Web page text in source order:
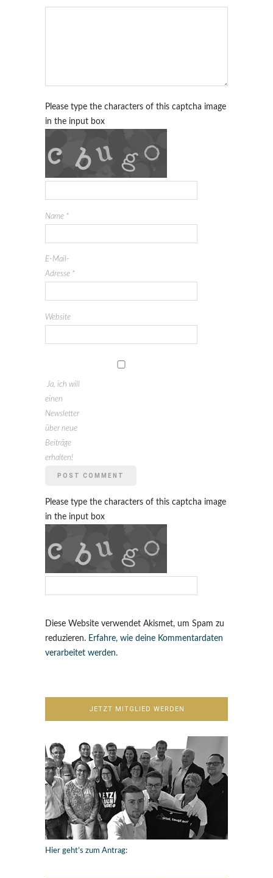
Please type the characters of this captcha image
in the input box
Name *
E-Mail-
Adresse *
Website
Ja, ich will
einen
Newsletter
über neue
Beiträge
erhalten!
Please type the characters of this captcha image
in the input box
Diese Website verwendet Akismet, um Spam zu
reduzieren. Erfahre, wie deine Kommentardaten
verarbeitet werden.
JETZT MITGLIED WERDEN
Hier geht’s zum Antrag: